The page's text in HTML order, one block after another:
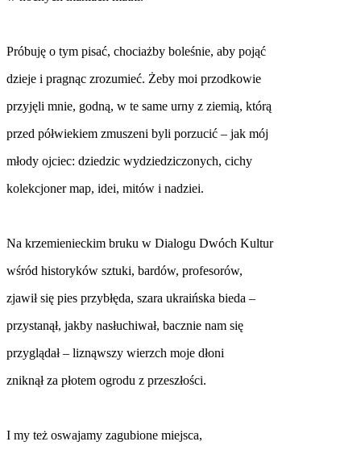
Próbuję o tym pisać, chociażby boleśnie, aby pojąć
dzieje i pragnąc zrozumieć. Żeby moi przodkowie
przyjęli mnie, godną, w te same urny z ziemią, którą
przed półwiekiem zmuszeni byli porzucić – jak mój
młody ojciec: dziedzic wydziedziczonych, cichy
kolekcjoner map, idei, mitów i nadziei.
Na krzemienieckim bruku w Dialogu Dwóch Kultur
wśród historyków sztuki, bardów, profesorów,
zjawił się pies przybłęda, szara ukraińska bieda –
przystanął, jakby nasłuchiwał, bacznie nam się
przyglądał – liznąwszy wierzch moje dłoni
zniknął za płotem ogrodu z przeszłości.
I my też oswajamy zagubione miejsca,